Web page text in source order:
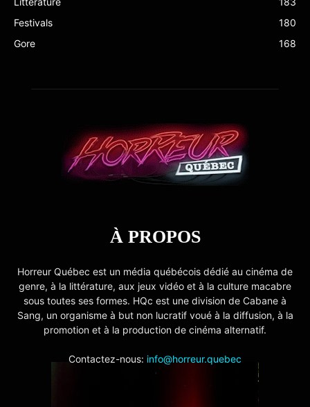
Festivals
180
Gore
168
À PROPOS
Horreur Québec est un média québécois dédié au cinéma de
genre, à la littérature, aux jeux vidéo et à la culture macabre
sous toutes ses formes. HQc est une division de Cabane à
Sang, un organisme à but non lucratif voué à la diffusion, à la
promotion et à la production de cinéma alternatif.
Contactez-nous: info@horreur.quebec